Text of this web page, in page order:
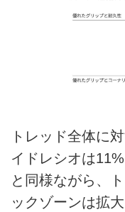
トレッド全体に
イドレシオは
と同様ながら、
ックゾーンは拡